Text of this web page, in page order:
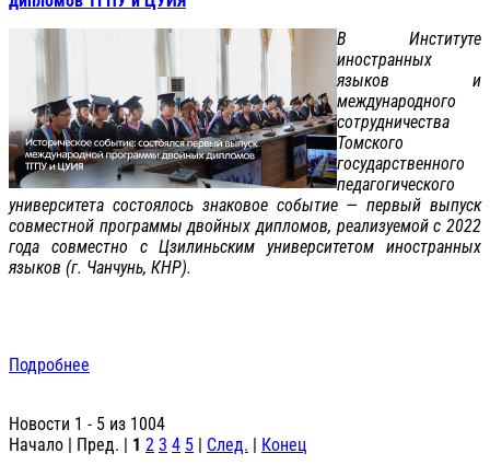
В Институте
иностранных
языков и
международного
сотрудничества
Томского
государственного
педагогического
университета состоялось знаковое событие — первый выпуск
совместной программы двойных дипломов, реализуемой с 2022
года совместно с Цзилиньским университетом иностранных
языков (г. Чанчунь, КНР).
Подробнее
Новости 1 - 5 из 1004
Начало | Пред. | 1 2 3 4 5 | След. | Конец